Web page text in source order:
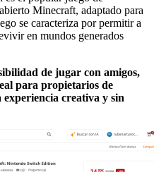
Minecraft, adaptado para
se caracteriza por permitir a
en mundos generados
de jugar con amigos,
para propietarios de
creativa y sin